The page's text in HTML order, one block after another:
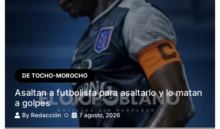
DE TOCHO-MOROCHO
Asaltan a futbolista para asaltarlo y lo matan
a golpes
By Redacción 7 agosto, 2026